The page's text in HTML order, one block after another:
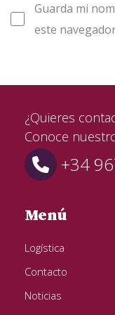
Guarda mi
este
¿Quieres
Conoce
+34
Menú
Logística
Contacto
Noticias